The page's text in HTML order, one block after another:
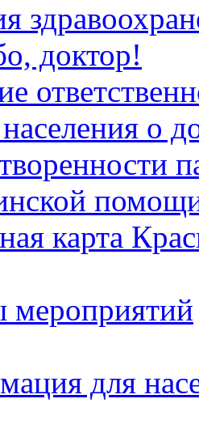
доктор!
о
карта
мероприятий
для